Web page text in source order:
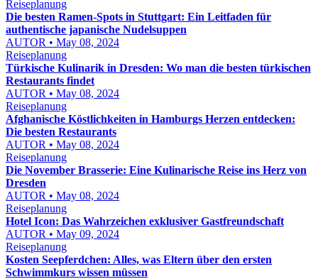
Reiseplanung
Die besten Ramen-Spots in Stuttgart: Ein Leitfaden für
authentische japanische Nudelsuppen
AUTOR • May 08, 2024
Reiseplanung
Türkische Kulinarik in Dresden: Wo man die besten türkischen
Restaurants findet
AUTOR • May 08, 2024
Reiseplanung
Afghanische Köstlichkeiten in Hamburgs Herzen entdecken:
Die besten Restaurants
AUTOR • May 08, 2024
Reiseplanung
Die November Brasserie: Eine Kulinarische Reise ins Herz von
Dresden
AUTOR • May 08, 2024
Reiseplanung
Hotel Icon: Das Wahrzeichen exklusiver Gastfreundschaft
AUTOR • May 09, 2024
Reiseplanung
Kosten Seepferdchen: Alles, was Eltern über den ersten
Schwimmkurs wissen müssen